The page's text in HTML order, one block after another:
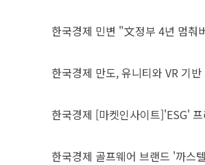
한국경제 민변 "文정부 4년 멈춰
한국경제 만도, 유니티와 VR 기
한국경제 [마켓인사이트]'ESG'
한국경제 골프웨어 브랜드 '까스